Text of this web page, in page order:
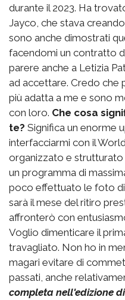
durante il 2023. Ha
Jayco, che stava
sono anche dimostrati
facendomi un contratto
parere anche a Letizia
ad accettare. Credo che
più adatta a me e sono
con loro. Che cosa
te? Significa un enorme
interfacciarmi con il
organizzato e strutturato
un programma di
poco effettuato le foto di
sarà il mese del ritiro
affronterò con
Voglio dimenticare il
travagliato. Non ho in
magari evitare di
passati, anche
completa nell'edizione